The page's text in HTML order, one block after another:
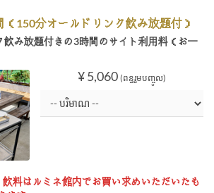
（150分オールドリンク飲み放題付）
飲み放題付きの3時間のサイト利用料（お一
¥ 5,060 (ពន្ធរួមបញ្ចូល)
料はルミネ館内でお買い求めいただいたも